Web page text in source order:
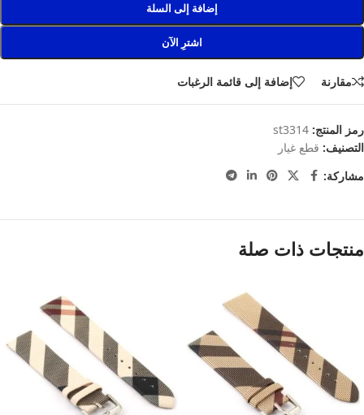
إضافة إلى السلة
اشترِ الآن
مقارنة إضافة إلى قائمة الرغبات
رمز المنتج: st3314
التصنيف: قطع غيار
مشاركة:
منتجات ذات صلة